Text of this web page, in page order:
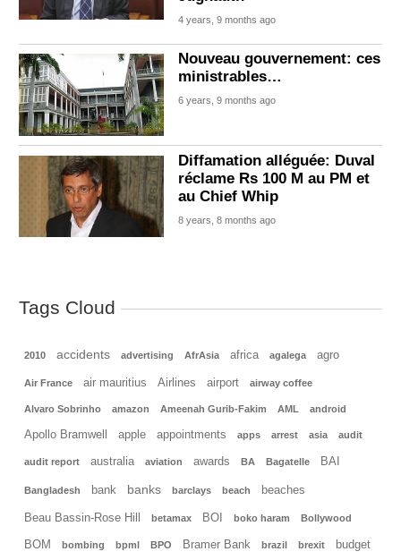
4 years, 9 months ago
Nouveau gouvernement: ces
ministrables…
6 years, 9 months ago
Diffamation alléguée: Duval
réclame Rs 100 M au PM et
au Chief Whip
8 years, 8 months ago
Tags Cloud
2010 accidents advertising AfrAsia africa agalega agro
Air France air mauritius Airlines airport airway coffee
Alvaro Sobrinho amazon Ameenah Gurib-Fakim AML android
Apollo Bramwell apple appointments apps arrest asia audit
audit report australia aviation awards BA Bagatelle BAI
Bangladesh bank banks barclays beach beaches
Beau Bassin-Rose Hill betamax BOI boko haram Bollywood
BOM bombing bpml BPO Bramer Bank brazil brexit budget